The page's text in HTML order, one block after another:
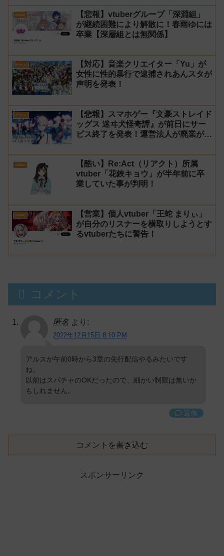
はオススメしないと投稿し叩かれる
vtuber
【悲報】vtuberグループ「深淵組」
が継続困難により解散に！春雨ゆには
卒業【深層組とは無関係】
ゲーム
【対応】音楽クリエイター「Yu」が
女性に性的暴行で逮捕されあんスタが
声明を発表！
ゲーム
【悲報】スマホゲー『文豪ストレイド
ッグス 迷ヰ犬怪奇譚』が前日にサー
ビス終了を発表！運営法人が廃業が原
vtuber
【酷い】Re:Act（リアクト）所属
vtuber「花鋏キョウ」が半年前に卒
業していた事が判明！
vtuber
【営業】個人vtuber「王蛇 まりぃ」
が自分のリスナーを横取りしようとす
るvtuberたちに警告！
コメント
匿名 より:
2022年12月15日 8:10 PM
アルスが午前0時から3章の先行配信やるみたいです
ね。
以前はスパチャのOKだったので、細かい制限は無いか
もしれません。
返信
コメントを書き込む
スポンサーリンク